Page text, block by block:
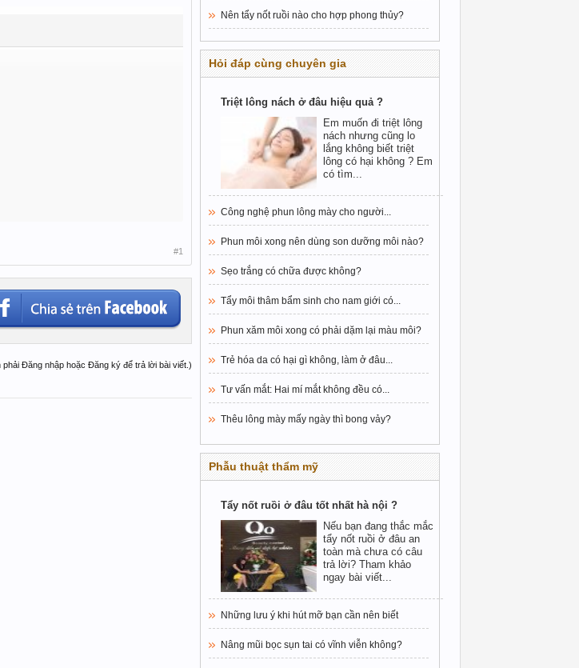
#1
phải Đăng nhập hoặc Đăng ký để trả lời bài viết.)
Nên tẩy nốt ruồi nào cho hợp phong thủy?
Hỏi đáp cùng chuyên gia
Triệt lông nách ở đâu hiệu quả ?
Em muốn đi triệt lông
nách nhưng cũng lo
lắng không biết triệt
lông có hại không ? Em
có tìm...
Công nghệ phun lông mày cho người...
Phun môi xong nên dùng son dưỡng môi nào?
Sẹo trắng có chữa được không?
Tẩy môi thâm bẩm sinh cho nam giới có...
Phun xăm môi xong có phải dặm lại màu môi?
Trẻ hóa da có hại gì không, làm ở đâu...
Tư vấn mắt: Hai mí mắt không đều có...
Thêu lông mày mấy ngày thì bong vảy?
Phẫu thuật thẩm mỹ
Tẩy nốt ruồi ở đâu tốt nhất hà nội ?
Nếu bạn đang thắc mắc
tẩy nốt ruồi ở đâu an
toàn mà chưa có câu
trả lời? Tham khảo
ngay bài viết...
Những lưu ý khi hút mỡ bạn cần nên biết
Nâng mũi bọc sụn tai có vĩnh viễn không?